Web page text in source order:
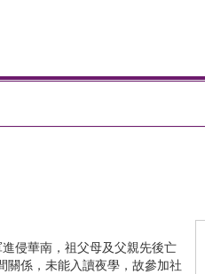
侵華南，祖父母及父親先後亡
關係，未能入讀夜學，故參加社